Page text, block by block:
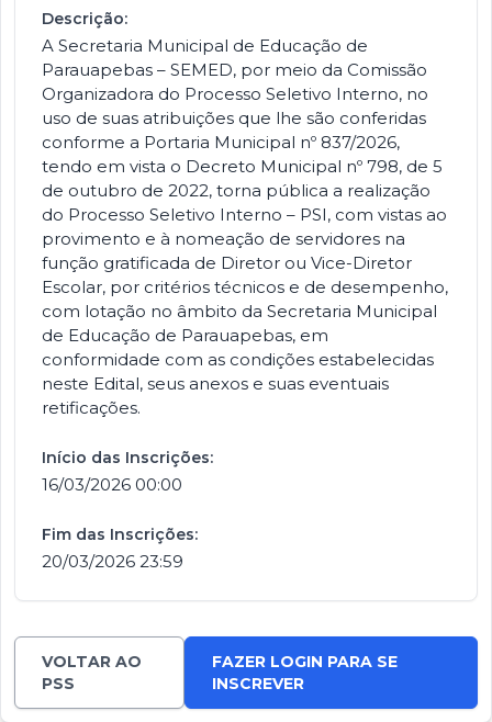
Descrição:
A Secretaria Municipal de Educação de
Parauapebas – SEMED, por meio da Comissão
Organizadora do Processo Seletivo Interno, no
uso de suas atribuições que lhe são conferidas
conforme a Portaria Municipal nº 837/2026,
tendo em vista o Decreto Municipal nº 798, de 5
de outubro de 2022, torna pública a realização
do Processo Seletivo Interno – PSI, com vistas ao
provimento e à nomeação de servidores na
função gratificada de Diretor ou Vice-Diretor
Escolar, por critérios técnicos e de desempenho,
com lotação no âmbito da Secretaria Municipal
de Educação de Parauapebas, em
conformidade com as condições estabelecidas
neste Edital, seus anexos e suas eventuais
retificações.
Início das Inscrições:
16/03/2026 00:00
Fim das Inscrições:
20/03/2026 23:59
VOLTAR AO
PSS
FAZER LOGIN PARA SE
INSCREVER